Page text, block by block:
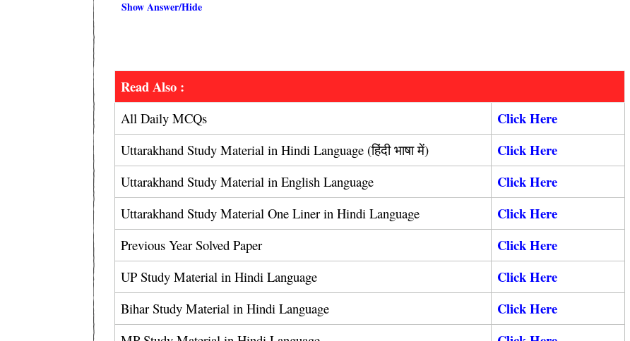
Show Answer/Hide
Read Also :
All Daily MCQs Click Here
Uttarakhand Study Material in Hindi Language (हिंदी भाषा में) Click Here
Uttarakhand Study Material in English Language Click Here
Uttarakhand Study Material One Liner in Hindi Language Click Here
Previous Year Solved Paper Click Here
UP Study Material in Hindi Language Click Here
Bihar Study Material in Hindi Language Click Here